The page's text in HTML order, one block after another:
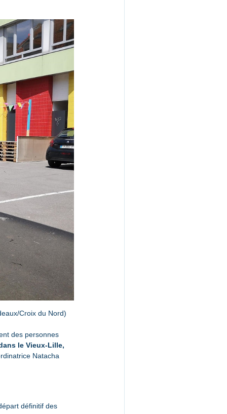
Croix du Nord)
des personnes
le Vieux-Lille,
Natacha
définitif des